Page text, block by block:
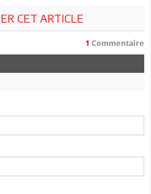
CET ARTICLE
1 Commentaire